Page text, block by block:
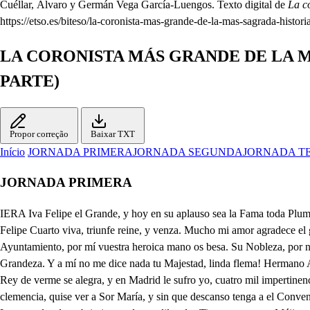
Cuéllar, Álvaro y Germán Vega García-Luengos. Texto digital de La
https://etso.es/biteso/la-coronista-mas-grande-de-la-mas-sagrada-
LA CORONISTA MÁS GRANDE DE LA
PARTE)
Propor correção Baixar TXT
Início JORNADA PRIMERAJORNADA SEGUNDAJORNADA
JORNADA PRIMERA
IERA Iva Felipe el Grande, y hoy en su aplauso sea la Fama toda Plumas, la Historia toda Lenguas, que sus triunfos publique, que ensalce sus grandezas, y con rendido obsequio, diga la salva nuestra: El Rey Felipe Cuarto viva, triunfe reine, y venza. Mucho mi amor agradece el gozo, que manifiesta esta Villa, que en servirme siempre sus lealtades muestra. Agreda es digna, Señor, de merecer honras vuestras. Su Ayuntamiento, por mí vuestra heroica mano os besa. Su Nobleza, por nosotros, siempre leal, siempre atenta, busca el centro de sus dichas en las Reales Plantas vuestras. Alzad, y creed que a todos hará merced mi Grandeza. Y a mí no me dice nada tu Majestad, linda flema! Hermano Alajú, está bueno? Yo engordo como una bestia, porque la Gracia de Dios, me harta, me ensancha, y sustenta. Apártese. Calle Padre, que el Rey de verme se alegra, y en Madrid le sufro yo, cuatro mil impertinencias. Apártese, que es un loco. Aunque muy a la ligera a Cataluña camino, por si la obstinación ciega de la rebelión se aplaca a vista de mi clemencia, quise ver a Sor María, y sin que descanso tenga a el Convento he de pasar; pero antes saber quisiera de la Conversión de Indios la maravilla que cuentan. Estad atento, Señor, que pasó de esta manera. Los grandes descubrimientos de tan dilatadas Tierras, como en Méjico se han hecho de Provincias tan diversas motivó a que a convertir a sus Gentes acudieran los Religiosos Franciscos, mas siendo la míes inmensa, aunque a la troj mucha traigan, por recoger mucha queda. Pero el Sacro Agricultor, con Divina Providencia, quiso fuese Sor María, quien recoja la Cosecha, y en intelectual visión a todo el Mundo la muestra, Asía en Ritos dividida, África en Errores ciega, América no instruida, Europa en infames Sectas, viviendo lo más del Mundo en triste opaca tiniebla, siendo esclavos de su engaño, es su engaño su tragedia: Mas, o Providencia Sunna de la magna Providencia de Dios, que a la conversión de multitud tan inmensa de Almas formó el instrumento de una débil mujer Lega, pues ya en espíritu, o ya en corporal asistencia, por más, de quinientas veces pasó a las Indias, y en ellas tantos Reinos, y Provincias, a Dios conocen por ella. Descubriose este prodigio, porque a los Indios que enseña condujo a que en el Bautismo renazcan a vida nueva, y a este fin en varias tropas buscando a los Frailes llegan, pidiendo con humildad que el Bautismo les concedan. Admirados del prodigio la causa indagan, y encuentran que quien los catequizaba era Monja Recoleta; y Fray Francisco Velazquez, Custodio en Méjico, intenta pasar a España a saberlo; vino, y consiguiendo letras del General, por las cuales comisión le da, y ordena, que a Sor María examine, con precepto de Obediencia, sobre el caso; así lo hizo estando yo en su presencia. Ligada con el precepto dio tan individuales señas de las gentes, las Provincias, tratos, situaciones, tierras nombrándolas por sus nombres, y refiriendo con ciertas o p noticias sus calidades, sus circunstancias, y esencias, que sin ofrecerse duda, se comprobó qué fue ella el instrumento, que Dios eligió a obra tan excelsa. No en vano mi estimación a Sor María venera. Como a mujer prodigiosa bien España la celebra. Lo grande de su virtud, admira toda esta Tierra. Padre vamos al Convento. Serviros mi amor desea. Venga Vuestra Majestad. Mi